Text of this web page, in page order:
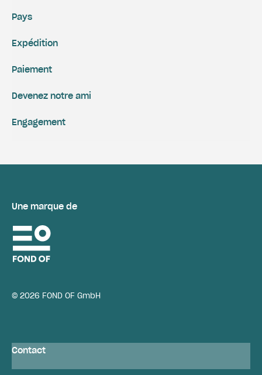
Expédition
Paiement
Engagement
Devenez notre ami
Pays
Une marque de
© 2026 FOND OF GmbH
Contact